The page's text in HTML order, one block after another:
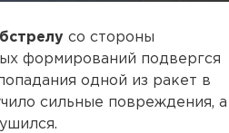
со стороны
формирований подвергся
одной из ракет в
сильные повреждения, а